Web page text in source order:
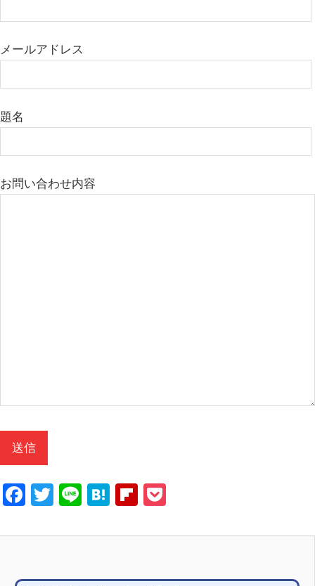
メールアドレス
題名
お問い合わせ内容
Facebook
Twitter
LineHatenaFlipboard